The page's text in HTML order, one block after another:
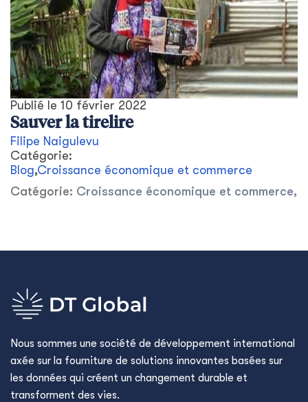
Publié le 10 février 2022
Sauver la tirelire
Filipe Naigulevu
Catégorie:
Blog,Croissance économique et commerce
Catégorie: Croissance économique et commerce,
Nous sommes une société de développement international
axée sur la fourniture de solutions innovantes basées sur
les données qui créent un changement durable et
transforment des vies.